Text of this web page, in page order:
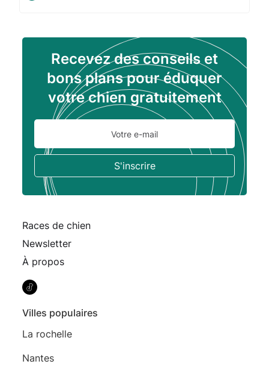
Recevez des conseils et
bons plans pour éduquer
votre chien gratuitement
Races de chien
Newsletter
À propos
Villes populaires
La rochelle
Nantes